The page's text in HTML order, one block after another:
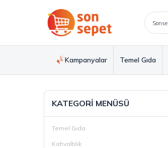
Kampanyalar Temel Gıda
KATEGORI MENÜSÜ
Temel Gıda
Kahvaltılık